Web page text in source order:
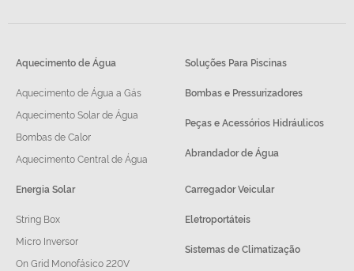
Aquecimento de Água
Aquecimento de Água a Gás
Aquecimento Solar de Água
Bombas de Calor
Aquecimento Central de Água
Soluções Para Piscinas
Bombas e Pressurizadores
Peças e Acessórios Hidráulicos
Abrandador de Água
Energia Solar
String Box
Micro Inversor
On Grid Monofásico 220V
Carregador Veicular
Eletroportáteis
Sistemas de Climatização